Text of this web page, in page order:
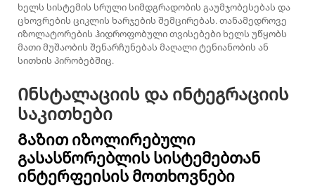
ხელს სისტემის სრული სიმდგრადობის გაუმჯობესებას და
ცხოვრების ციკლის ხარჯების შემცირებას. თანამედროვე
იზოლატორების ჰიდროფობული თვისებები ხელს უწყობს
მათი მუშაობის შენარჩუნებას მაღალი ტენიანობის ან
სითხის პირობებშიც.
Ინსტალაციის და ინტეგრაციის
საკითხები
Გაზით იზოლირებული
გასასწორებლის სისტემებთან
ინტერფეისის მოთხოვნები